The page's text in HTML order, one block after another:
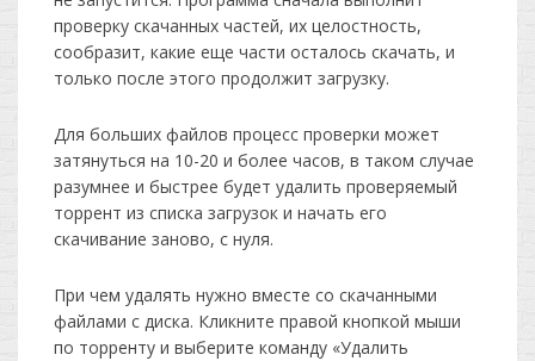
проверку скачанных частей, их целостность,
сообразит, какие еще части осталось скачать, и
только после этого продолжит загрузку.
Для больших файлов процесс проверки может
затянуться на 10-20 и более часов, в таком случае
разумнее и быстрее будет удалить проверяемый
торрент из списка загрузок и начать его
скачивание заново, с нуля.
При чем удалять нужно вместе со скачанными
файлами с диска. Кликните правой кнопкой мыши
по торренту и выберите команду «Удалить